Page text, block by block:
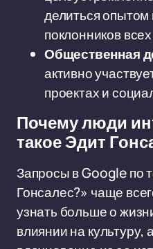
делиться
поклонников
Общественная
активно
проектах и
Почему люди
такое Эдит
Запросы в Google по
Гонсалес?» чаще
узнать больше о
влиянии на культуру,